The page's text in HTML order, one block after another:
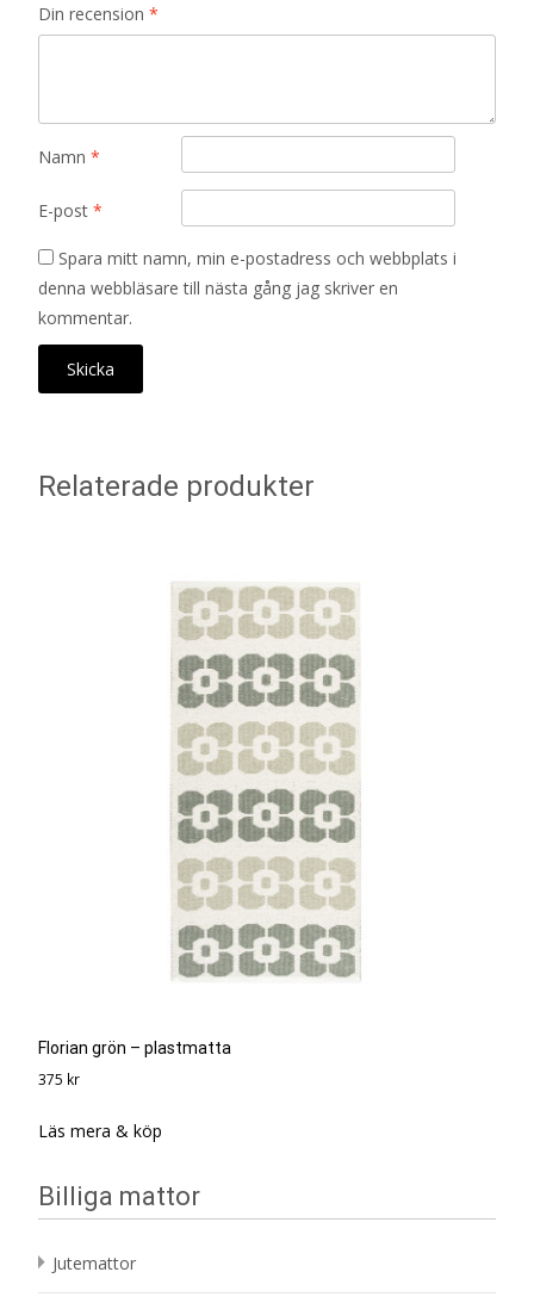
Din recension *
Namn *
E-post *
Spara mitt namn, min e-postadress och webbplats i
denna webbläsare till nästa gång jag skriver en
kommentar.
Relaterade produkter
Florian grön – plastmatta
375 kr
Läs mera & köp
Billiga mattor
Jutemattor